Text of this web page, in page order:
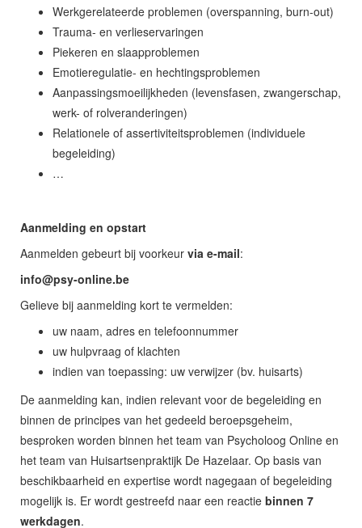
Werkgerelateerde problemen (overspanning, burn-out)
Trauma- en verlieservaringen
Piekeren en slaapproblemen
Emotieregulatie- en hechtingsproblemen
Aanpassingsmoeilijkheden (levensfasen, zwangerschap,
werk- of rolveranderingen)
Relationele of assertiviteitsproblemen (individuele
begeleiding)
…
Aanmelding en opstart
Aanmelden gebeurt bij voorkeur via e-mail:
eb.enilno-ysp@ofni
Gelieve bij aanmelding kort te vermelden:
uw naam, adres en telefoonnummer
uw hulpvraag of klachten
indien van toepassing: uw verwijzer (bv. huisarts)
De aanmelding kan, indien relevant voor de begeleiding en
binnen de principes van het gedeeld beroepsgeheim,
besproken worden binnen het team van Psycholoog Online en
het team van Huisartsenpraktijk De Hazelaar. Op basis van
beschikbaarheid en expertise wordt nagegaan of begeleiding
mogelijk is. Er wordt gestreefd naar een reactie binnen 7
werkdagen.